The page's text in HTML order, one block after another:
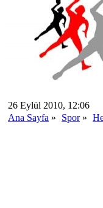
26 Eylül 2010, 12:06
Ana Sayfa » Spor»